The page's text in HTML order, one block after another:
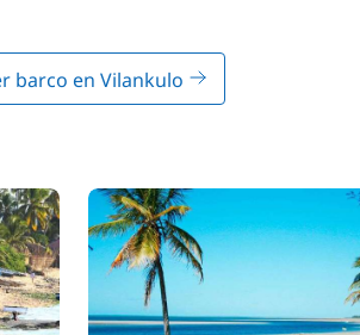
barco en Vilankulo